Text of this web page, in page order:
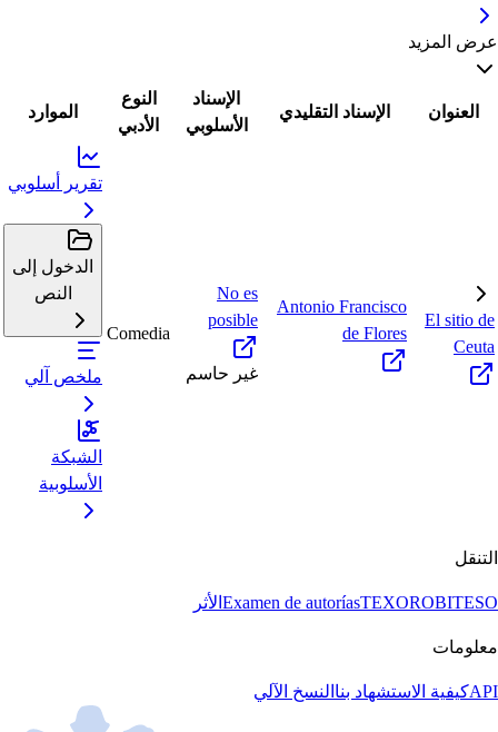
عرض المزيد
العنوان الإسناد التقليدي
الإسناد
الأسلوبي
النوع
الأدبي
الموارد
El sitio de
Ceuta
Antonio Francisco
de Flores
No es
posible
غير حاسم
Comedia
تقرير أسلوبي
الدخول إلى
النص
ملخص آلي
الشبكة
الأسلوبية
التنقل
Examen de autoríasTEXOROBITESO الأثر
معلومات
APIكيفية الاستشهاد بنا النسخ الآلي